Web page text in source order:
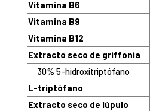
Vitamina B6
Vitamina B9
Vitamina B12
Extracto seco de griffonia
30% 5-hidroxitriptófano
L-triptófano
Extracto seco de lúpulo